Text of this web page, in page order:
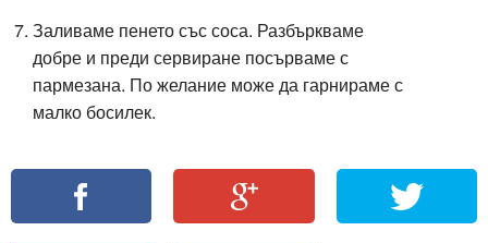
Заливаме пенето със соса. Разбъркваме
добре и преди сервиране посърваме с
пармезана. По желание може да гарнираме с
малко босилек.